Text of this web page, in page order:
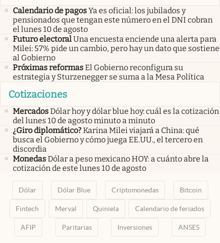
Calendario de pagosYa es oficial: los jubilados y
pensionados que tengan este número en el DNI cobran
el lunes 10 de agosto
Futuro electoralUna encuesta enciende una alerta para
Milei: 57% pide un cambio, pero hay un dato que sostiene
al Gobierno
Próximas reformasEl Gobierno reconfigura su
estrategia y Sturzenegger se suma a la Mesa Política
Cotizaciones
MercadosDólar hoy y dólar blue hoy: cuál es la cotización
del lunes 10 de agosto minuto a minuto
¿Giro diplomático?Karina Milei viajará a China: qué
busca el Gobierno y cómo juega EE.UU., el tercero en
discordia
MonedasDólar a peso mexicano HOY: a cuánto abre la
cotización de este lunes 10 de agosto
Dólar Dólar Blue Criptomonedas Bitcoin
Fintech Merval Quiniela Calendario de feriados
AFIP Paritarias Inversiones ANSES